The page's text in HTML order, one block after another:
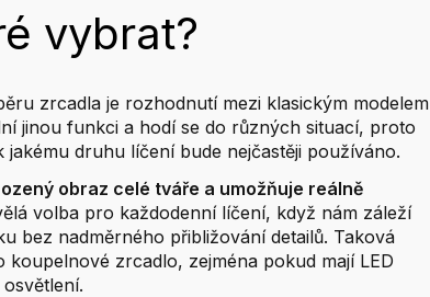
vybrat?
zrcadla je rozhodnutí mezi klasickým modelem
jinou funkci a hodí se do různých situací, proto
druhu líčení bude nejčastěji používáno.
obraz celé tváře a umožňuje reálně
volba pro každodenní líčení, když nám záleží
bez nadměrného přibližování detailů. Taková
koupelnové zrcadlo, zejména pokud mají LED